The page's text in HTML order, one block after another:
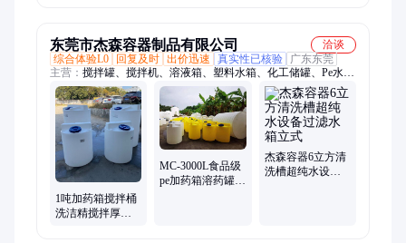
东莞市杰森容器制品有限公司
洽谈
综合体验L0
回复及时 出价迅速 真实性已核验
广东东莞
主营： 搅拌罐、搅拌机、溶液箱、塑料水箱、化工储罐、Pe水
箱、滚塑容器、加药箱、运输罐、锥底加药箱、平底加药箱、锥
底水箱、塑料储罐、10立方储罐、30吨水箱、塑料搅拌罐、食品
级储罐、养殖水箱、方形加药设备、一体化污水设备、耐酸碱储
罐、10吨搅拌罐、10吨锥底加药箱、加药箱一体设备
1吨加药箱搅拌桶
洗洁精搅拌厚度
MC-3000L食品级
pe加药箱溶药罐洗
杰森容器6立方清
洗槽超纯水设备